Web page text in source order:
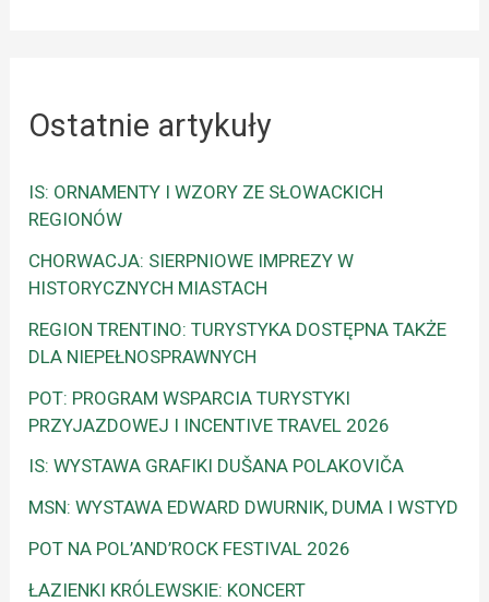
Ostatnie artykuły
IS: ORNAMENTY I WZORY ZE SŁOWACKICH
REGIONÓW
CHORWACJA: SIERPNIOWE IMPREZY W
HISTORYCZNYCH MIASTACH
REGION TRENTINO: TURYSTYKA DOSTĘPNA TAKŻE
DLA NIEPEŁNOSPRAWNYCH
POT: PROGRAM WSPARCIA TURYSTYKI
PRZYJAZDOWEJ I INCENTIVE TRAVEL 2026
IS: WYSTAWA GRAFIKI DUŠANA POLAKOVIČA
MSN: WYSTAWA EDWARD DWURNIK, DUMA I WSTYD
POT NA POL’AND’ROCK FESTIVAL 2026
ŁAZIENKI KRÓLEWSKIE: KONCERT